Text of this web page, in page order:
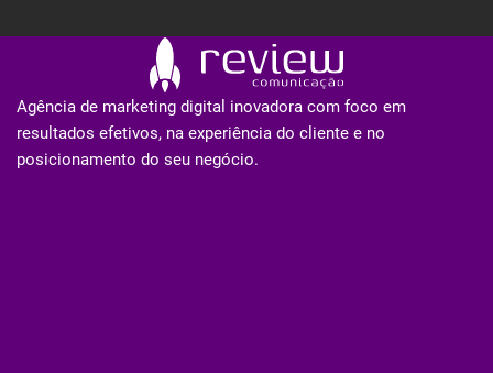
Agência de marketing digital inovadora com foco em
resultados efetivos, na experiência do cliente e no
posicionamento do seu negócio.